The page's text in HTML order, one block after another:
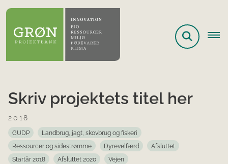
Skriv projektets titel her
2018
GUDP
Landbrug, jagt, skovbrug og fiskeri
Ressourcer og sidestrømme
Dyrevelfærd
Afsluttet
Startår 2018
Afsluttet 2020 Vejen